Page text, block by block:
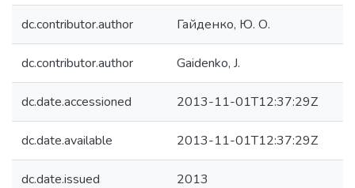
dc.contributor.author Гайденко, Ю. О.
dc.contributor.author Gaidenko, J.
dc.date.accessioned 2013-11-01T12:37:29Z
dc.date.available 2013-11-01T12:37:29Z
dc.date.issued 2013